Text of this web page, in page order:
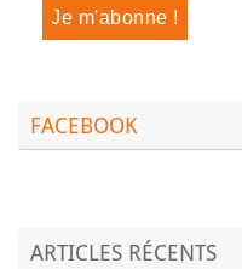
FACEBOOK
ARTICLES RÉCENTS